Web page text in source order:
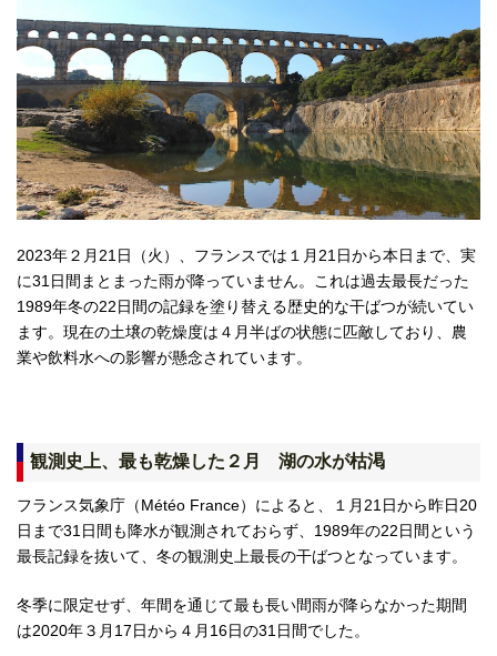
2023年２月21日（火）、フランスでは１月21日から本日まで、実
に31日間まとまった雨が降っていません。これは過去最長だった
1989年冬の22日間の記録を塗り替える歴史的な干ばつが続いてい
ます。現在の土壌の乾燥度は４月半ばの状態に匹敵しており、農
業や飲料水への影響が懸念されています。
観測史上、最も乾燥した２月 湖の水が枯渇
フランス気象庁（Météo France）によると、１月21日から昨日20
日まで31日間も降水が観測されておらず、1989年の22日間という
最長記録を抜いて、冬の観測史上最長の干ばつとなっています。
冬季に限定せず、年間を通じて最も長い間雨が降らなかった期間
は2020年３月17日から４月16日の31日間でした。